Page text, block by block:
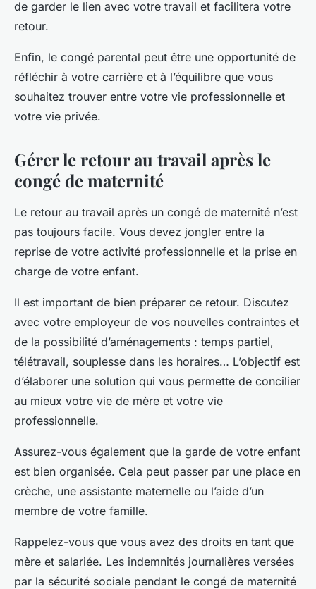
de garder le lien avec votre travail et facilitera votre
retour.
Enfin, le congé parental peut être une opportunité de
réfléchir à votre carrière et à l’équilibre que vous
souhaitez trouver entre votre vie professionnelle et
votre vie privée.
Gérer le retour au travail après le
congé de maternité
Le retour au travail après un congé de maternité n’est
pas toujours facile. Vous devez jongler entre la
reprise de votre activité professionnelle et la prise en
charge de votre enfant.
Il est important de bien préparer ce retour. Discutez
avec votre employeur de vos nouvelles contraintes et
de la possibilité d’aménagements : temps partiel,
télétravail, souplesse dans les horaires… L’objectif est
d’élaborer une solution qui vous permette de concilier
au mieux votre vie de mère et votre vie
professionnelle.
Assurez-vous également que la garde de votre enfant
est bien organisée. Cela peut passer par une place en
crèche, une assistante maternelle ou l’aide d’un
membre de votre famille.
Rappelez-vous que vous avez des droits en tant que
mère et salariée. Les indemnités journalières versées
par la sécurité sociale pendant le congé de maternité